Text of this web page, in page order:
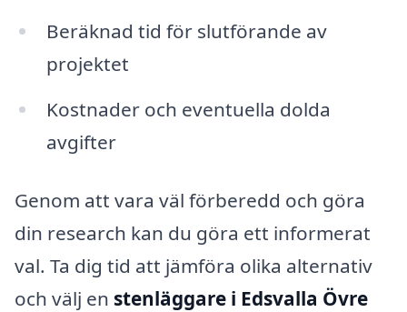
Beräknad tid för slutförande av
projektet
Kostnader och eventuella dolda
avgifter
Genom att vara väl förberedd och göra
din research kan du göra ett informerat
val. Ta dig tid att jämföra olika alternativ
och välj en stenläggare i Edsvalla Övre